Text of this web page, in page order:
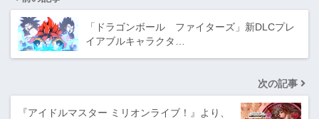
「ドラゴンボール ファイターズ」新DLCプレ
イアブルキャラクタ…
次の記事
『アイドルマスター ミリオンライブ！』より、